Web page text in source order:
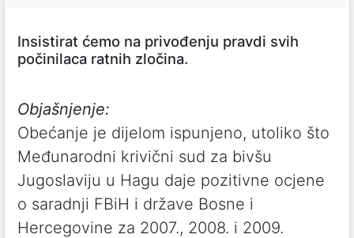
Insistirat ćemo na privođenju pravdi svih
počinilaca ratnih zločina.
Objašnjenje:
Obećanje je dijelom ispunjeno, utoliko što
Međunarodni krivični sud za bivšu
Jugoslaviju u Hagu daje pozitivne ocjene
o saradnji FBiH i države Bosne i
Hercegovine za 2007., 2008. i 2009.